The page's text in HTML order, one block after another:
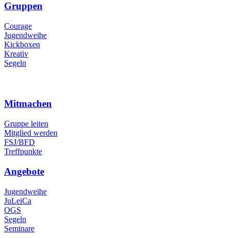
Gruppen
Courage
Jugendweihe
Kickboxen
Kreativ
Segeln
Mitmachen
Gruppe leiten
Mitglied werden
FSJ/BFD
Treffpunkte
Angebote
Jugendweihe
JuLeiCa
OGS
Segeln
Seminare